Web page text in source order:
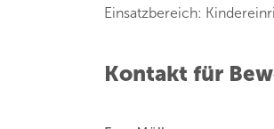
Einsatzbereich:
Kontakt für